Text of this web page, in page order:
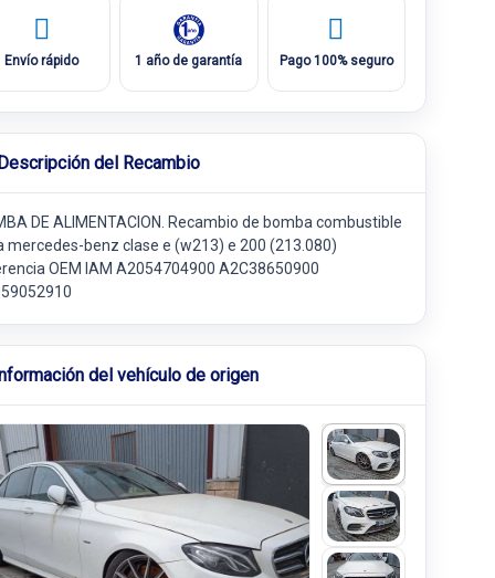
Envío rápido 1 año de garantía Pago 100% seguro
del Recambio
DE ALIMENTACION. Recambio de bomba combustible
mercedes-benz clase e (w213) e 200 (213.080)
OEM IAM A2054704900 A2C38650900
del vehículo de origen